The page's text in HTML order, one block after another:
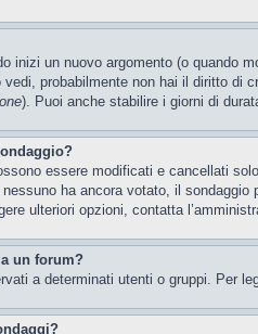
inizi un nuovo argomento (o quando
vedi, probabilmente non hai il diritto di
). Puoi anche stabilire i giorni di
essere modificati e cancellati
ha ancora votato, il
ulteriori opzioni, contatta
un forum?
a determinati utenti o gruppi. Per